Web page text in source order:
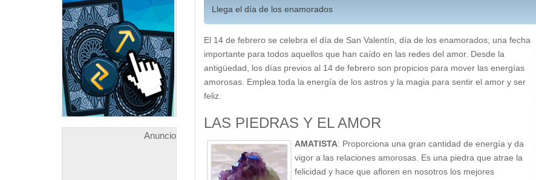
Anuncio
Llega el día de los enamorados
El 14 de febrero se celebra el día de San Valentín, día de los enamorados, una fecha
importante para todos aquellos que han caído en las redes del amor. Desde la
antigüedad, los días previos al 14 de febrero son propicios para mover las energías
amorosas. Emplea toda la energía de los astros y la magia para sentir el amor y ser
feliz.
LAS PIEDRAS Y EL AMOR
AMATISTA: Proporciona una gran cantidad de energía y da
vigor a las relaciones amorosas. Es una piedra que atrae la
felicidad y hace que afloren en nosotros los mejores